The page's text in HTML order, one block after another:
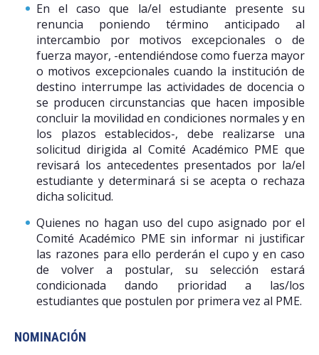
En el caso que la/el estudiante presente su
renuncia poniendo término anticipado al
intercambio por motivos excepcionales o de
fuerza mayor, -entendiéndose como fuerza mayor
o motivos excepcionales cuando la institución de
destino interrumpe las actividades de docencia o
se producen circunstancias que hacen imposible
concluir la movilidad en condiciones normales y en
los plazos establecidos-, debe realizarse una
solicitud dirigida al Comité Académico PME que
revisará los antecedentes presentados por la/el
estudiante y determinará si se acepta o rechaza
dicha solicitud.
Quienes no hagan uso del cupo asignado por el
Comité Académico PME sin informar ni justificar
las razones para ello perderán el cupo y en caso
de volver a postular, su selección estará
condicionada dando prioridad a las/los
estudiantes que postulen por primera vez al PME.
NOMINACIÓN